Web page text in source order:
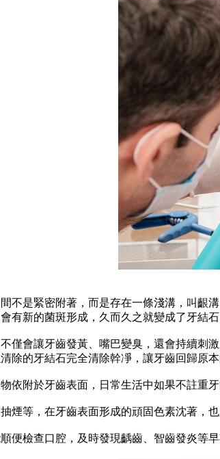
是緊密附著，而是存在一條淺溝，叫齦溝
有新的菌斑形成，久而久之就變成了牙結石
會讓牙齒發黃、嘴巴變臭，還會持續刺激
除的牙結石完全清除幹凈，讓牙齒回歸原本
附於牙齒表面，日常生活中如果不註重牙
等，在牙齒表面形成的頑固色素沈著，也
檢查口腔，及時發現齲齒、智齒發炎等早